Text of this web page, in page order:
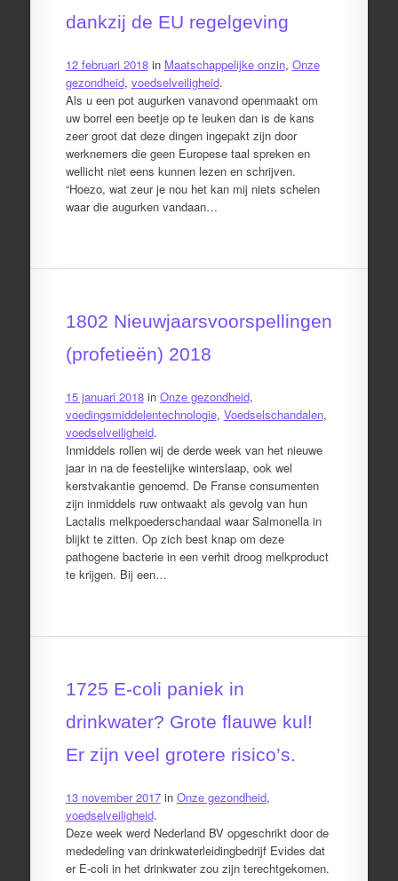
dankzij de EU regelgeving
12 februari 2018in Maatschappelijke onzin, Onze
gezondheid, voedselveiligheid.
Als u een pot augurken vanavond openmaakt om
uw borrel een beetje op te leuken dan is de kans
zeer groot dat deze dingen ingepakt zijn door
werknemers die geen Europese taal spreken en
wellicht niet eens kunnen lezen en schrijven.
“Hoezo, wat zeur je nou het kan mij niets schelen
waar die augurken vandaan…
1802 Nieuwjaarsvoorspellingen
(profetieën) 2018
15 januari 2018in Onze gezondheid,
voedingsmiddelentechnologie, Voedselschandalen,
voedselveiligheid.
Inmiddels rollen wij de derde week van het nieuwe
jaar in na de feestelijke winterslaap, ook wel
kerstvakantie genoemd. De Franse consumenten
zijn inmiddels ruw ontwaakt als gevolg van hun
Lactalis melkpoederschandaal waar Salmonella in
blijkt te zitten. Op zich best knap om deze
pathogene bacterie in een verhit droog melkproduct
te krijgen. Bij een…
1725 E-coli paniek in
drinkwater? Grote flauwe kul!
Er zijn veel grotere risico’s.
13 november 2017in Onze gezondheid,
voedselveiligheid.
Deze week werd Nederland BV opgeschrikt door de
mededeling van drinkwaterleidingbedrijf Evides dat
er E-coli in het drinkwater zou zijn terechtgekomen.